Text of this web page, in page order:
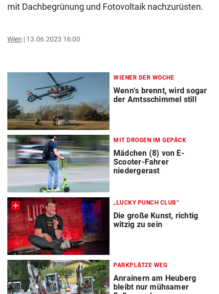
mit Dachbegrünung und Fotovoltaik nachzurüsten.
Wien 13.06.2023 16:00
WIENER DER WOCHE
Wenn‘s brennt, wird sogar
der Amtsschimmel still
MIT DROGEN IM GEPÄCK
Mädchen (8) von E-
Scooter-Fahrer
niedergerast
„LUCKY PUNCH CLUB“
Die große Kunst, richtig
witzig zu sein
PARKPLÄTZE WEG
Anrainern am Heuberg
bleibt nur mühsamer